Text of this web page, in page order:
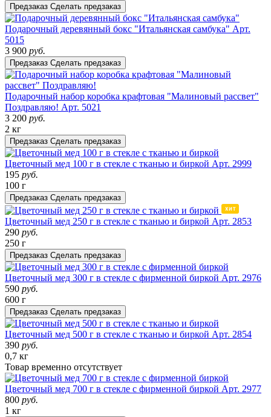
Предзаказ Сделать предзаказ
Подарочный деревянный бокс "Итальянская самбука" Арт.
5015
3 900 руб.
Предзаказ Сделать предзаказ
Подарочный набор коробка крафтовая "Малиновый рассвет"
Поздравляю! Арт. 5021
3 200 руб.
2 кг
Предзаказ Сделать предзаказ
Цветочный мед 100 г в стекле с тканью и биркой Арт. 2999
195 руб.
100 г
Предзаказ Сделать предзаказ
Цветочный мед 250 г в стекле с тканью и биркой Арт. 2853
290 руб.
250 г
Предзаказ Сделать предзаказ
Цветочный мед 300 г в стекле с фирменной биркой Арт. 2976
590 руб.
600 г
Предзаказ Сделать предзаказ
Цветочный мед 500 г в стекле с тканью и биркой Арт. 2854
390 руб.
0,7 кг
Товар временно отсутствует
Цветочный мед 700 г в стекле с фирменной биркой Арт. 2977
800 руб.
1 кг